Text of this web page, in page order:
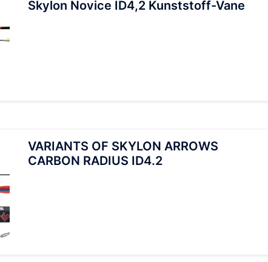
Skylon Novice ID4,2 Kunststoff-Vane
VARIANTS OF SKYLON ARROWS
CARBON RADIUS ID4.2